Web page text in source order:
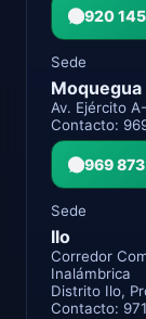
920
Sede
Moquegua
Av. Ejército
Contacto:
969
Sede
Ilo
Corredor
Inalámbrica
Distrito Ilo,
Contacto: